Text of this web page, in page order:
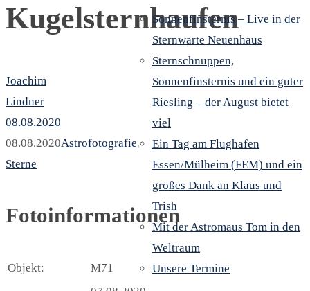
Kugelsternhaufen
Joachim
Lindner
08.08.2020
08.08.2020Astrofotografie,
Sterne
Fotoinformationen
Objekt:
M71
Sonnenfinsternis – Live in der
Sternwarte Neuenhaus
Sternschnuppen,
Sonnenfinsternis und ein guter
Riesling – der August bietet
viel
Ein Tag am Flughafen
Essen/Mülheim (FEM) und ein
großes Dank an Klaus und
Trish
Mit der Astromaus Tom in den
Weltraum
Unsere Termine